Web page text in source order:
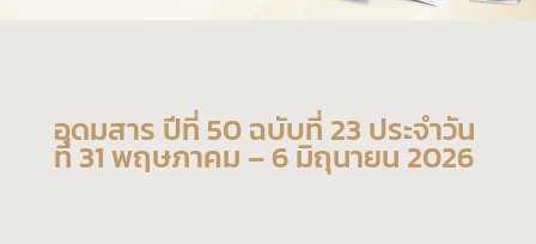
อุดมสาร ปีที่ 50 ฉบับที่ 23 ประจำวัน
ที่ 31 พฤษภาคม – 6 มิถุนายน 2026